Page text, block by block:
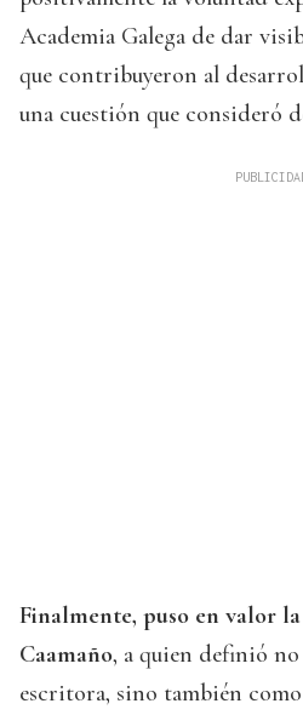
Academia Galega de dar
que contribuyeron al
una cuestión que consideró
Finalmente, puso en valor
Caamaño, a quien definió
escritora, sino también